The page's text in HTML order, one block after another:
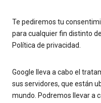
Te pediremos tu
para cualquier fin distinto
Política de privacidad.
Google lleva a cabo el
sus servidores, que están
mundo. Podremos llevar a